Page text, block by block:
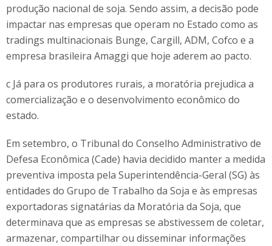
produção nacional de soja. Sendo assim, a decisão pode
impactar nas empresas que operam no Estado como as
tradings multinacionais Bunge, Cargill, ADM, Cofco e a
empresa brasileira Amaggi que hoje aderem ao pacto.
c Já para os produtores rurais, a moratória prejudica a
comercialização e o desenvolvimento econômico do
estado.
Em setembro, o Tribunal do Conselho Administrativo de
Defesa Econômica (Cade) havia decidido manter a medida
preventiva imposta pela Superintendência-Geral (SG) às
entidades do Grupo de Trabalho da Soja e às empresas
exportadoras signatárias da Moratória da Soja, que
determinava que as empresas se abstivessem de coletar,
armazenar, compartilhar ou disseminar informações